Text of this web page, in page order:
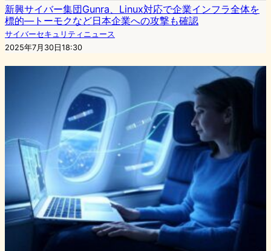
新興サイバー集団Gunra、Linux対応で企業インフラ全体を
標的—トーモクなど日本企業への攻撃も確認
サイバーセキュリティニュース
2025年7月30日18:30